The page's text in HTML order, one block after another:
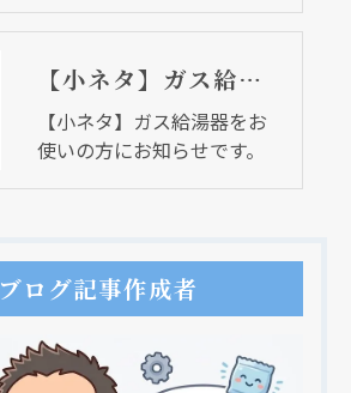
【小ネタ】ガス給湯器をお使いの方にお知らせです。
【小ネタ】ガス給湯器をお
使いの方にお知らせです。
ブログ記事作成者